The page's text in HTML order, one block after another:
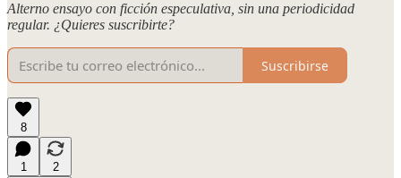
Alterno ensayo con ficción especulativa, sin una periodicidad
regular. ¿Quieres suscribirte?
Suscribirse
8
1
2